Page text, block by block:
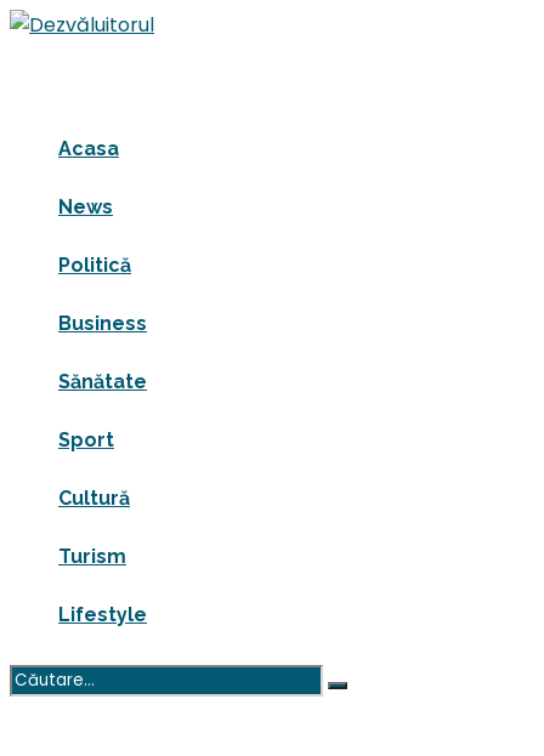
Acasa
News
Politică
Business
Sănătate
Sport
Cultură
Turism
Lifestyle